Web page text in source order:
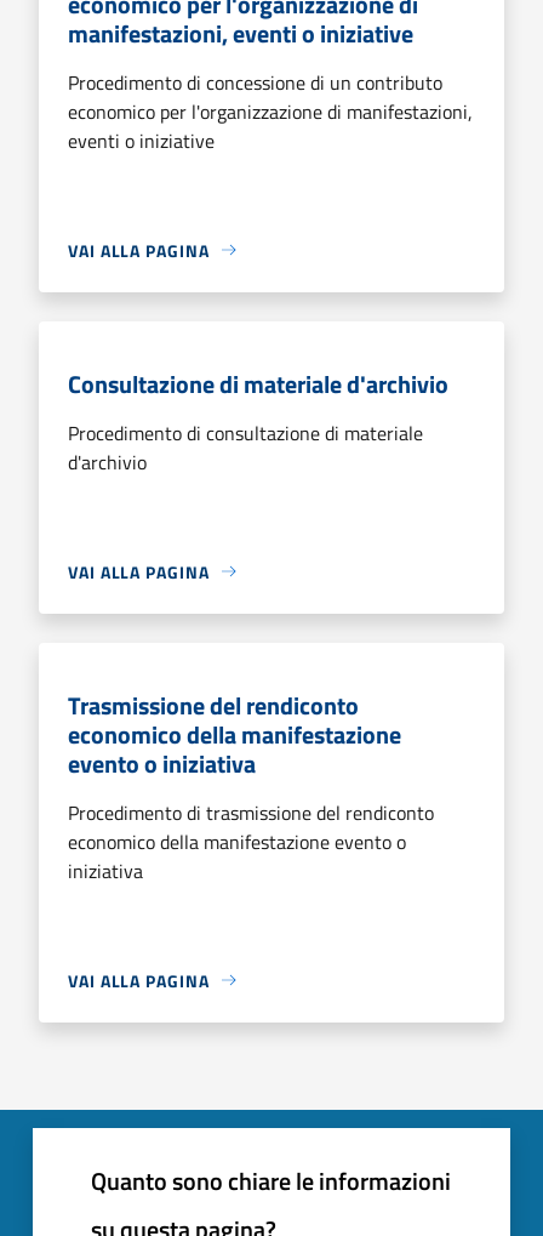
manifestazioni, eventi o iniziative
Procedimento di concessione di un contributo
economico per l'organizzazione di manifestazioni,
eventi o iniziative
VAI ALLA PAGINA
Consultazione di materiale d'archivio
Procedimento di consultazione di materiale
d'archivio
VAI ALLA PAGINA
Trasmissione del rendiconto
economico della manifestazione
evento o iniziativa
Procedimento di trasmissione del rendiconto
economico della manifestazione evento o
iniziativa
VAI ALLA PAGINA
Quanto sono chiare le informazioni